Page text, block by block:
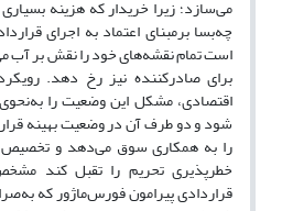
می‌سازد؛ زیرا خریدار که هزینه
چه‌بسا برمبنای اعتماد به اجرای
است تمام نقشه‌های خود را نقش بر آب
برای صادرکننده نیز رخ دهد.
اقتصادی، مشکل این وضعیت را
شود و دو طرف آن در وضعیت بهینه
را به همکاری سوق می‌دهد و تخصیص
خطرپذیری تحریم را تقبل کند
قراردادی پیرامون فورس‌ماژور که